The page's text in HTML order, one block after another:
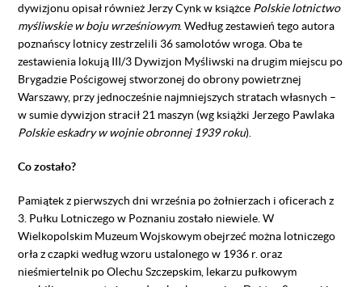
dywizjonu opisał również Jerzy Cynk w książce Polskie lotnictwo
myśliwskie w boju wrześniowym. Według zestawień tego autora
poznańscy lotnicy zestrzelili 36 samolotów wroga. Oba te
zestawienia lokują III/3 Dywizjon Myśliwski na drugim miejscu po
Brygadzie Pościgowej stworzonej do obrony powietrznej
Warszawy, przy jednocześnie najmniejszych stratach własnych –
w sumie dywizjon stracił 21 maszyn (wg książki Jerzego Pawlaka
Polskie eskadry w wojnie obronnej 1939 roku).
Co zostało?
Pamiątek z pierwszych dni września po żołnierzach i oficerach z
3. Pułku Lotniczego w Poznaniu zostało niewiele. W
Wielkopolskim Muzeum Wojskowym obejrzeć można lotniczego
orła z czapki według wzoru ustalonego w 1936 r. oraz
nieśmiertelnik po Olechu Szczepskim, lekarzu pułkowym